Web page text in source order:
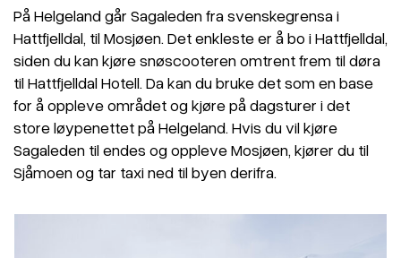
På Helgeland går Sagaleden fra svenskegrensa i
Hattfjelldal, til Mosjøen. Det enkleste er å bo i Hattfjelldal,
siden du kan kjøre snøscooteren omtrent frem til døra
til Hattfjelldal Hotell. Da kan du bruke det som en base
for å oppleve området og kjøre på dagsturer i det
store løypenettet på Helgeland. Hvis du vil kjøre
Sagaleden til endes og oppleve Mosjøen, kjører du til
Sjåmoen og tar taxi ned til byen derifra.